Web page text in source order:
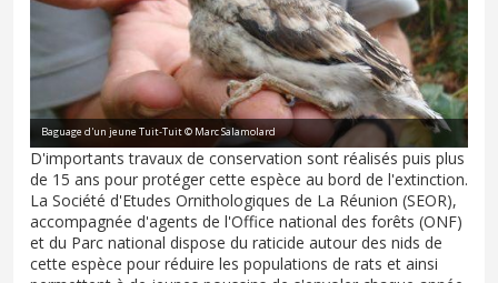
Baguage d'un jeune Tuit-Tuit © Marc Salamolard
D'importants travaux de conservation sont réalisés puis plus
de 15 ans pour protéger cette espèce au bord de l'extinction.
La Société d'Etudes Ornithologiques de La Réunion (SEOR),
accompagnée d'agents de l'Office national des forêts (ONF)
et du Parc national dispose du raticide autour des nids de
cette espèce pour réduire les populations de rats et ainsi